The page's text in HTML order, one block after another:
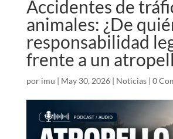
Accidentes de
animales: ¿De
responsabilidad
frente a un
por imu | May 30, 2026| Noticias| 0